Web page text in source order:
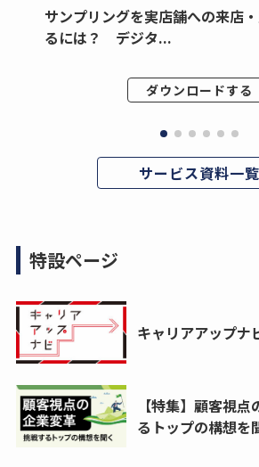
サンプリングを実店舗への来店
るには？ デジタ...
ダウンロードする
サービス資料一覧
特設ページ
キャリアアップナ
【特集】顧客視
るトップの構想を